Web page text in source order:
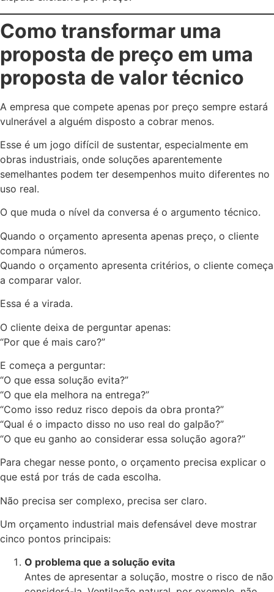
Como transformar uma
proposta de preço em uma
proposta de valor técnico
A empresa que compete apenas por preço sempre estará
vulnerável a alguém disposto a cobrar menos.
Esse é um jogo difícil de sustentar, especialmente em
obras industriais, onde soluções aparentemente
semelhantes podem ter desempenhos muito diferentes no
uso real.
O que muda o nível da conversa é o argumento técnico.
Quando o orçamento apresenta apenas preço, o cliente
compara números.
Quando o orçamento apresenta critérios, o cliente começa
a comparar valor.
Essa é a virada.
O cliente deixa de perguntar apenas:
“Por que é mais caro?”
E começa a perguntar:
“O que essa solução evita?”
“O que ela melhora na entrega?”
“Como isso reduz risco depois da obra pronta?”
“Qual é o impacto disso no uso real do galpão?”
“O que eu ganho ao considerar essa solução agora?”
Para chegar nesse ponto, o orçamento precisa explicar o
que está por trás de cada escolha.
Não precisa ser complexo, precisa ser claro.
Um orçamento industrial mais defensável deve mostrar
cinco pontos principais:
O problema que a solução evita
Antes de apresentar a solução, mostre o risco de não